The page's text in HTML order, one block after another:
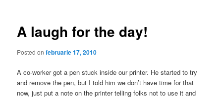
A laugh for the day!
Posted onfebruarie 17, 2010
A co-worker got a pen stuck inside our printer. He started to try
and remove the pen, but I told him we don’t have time for that
now, just put a note on the printer telling folks not to use it and